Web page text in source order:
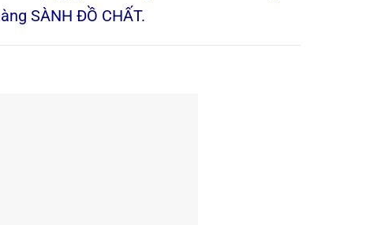
SÀNH ĐỒ CHẤT.